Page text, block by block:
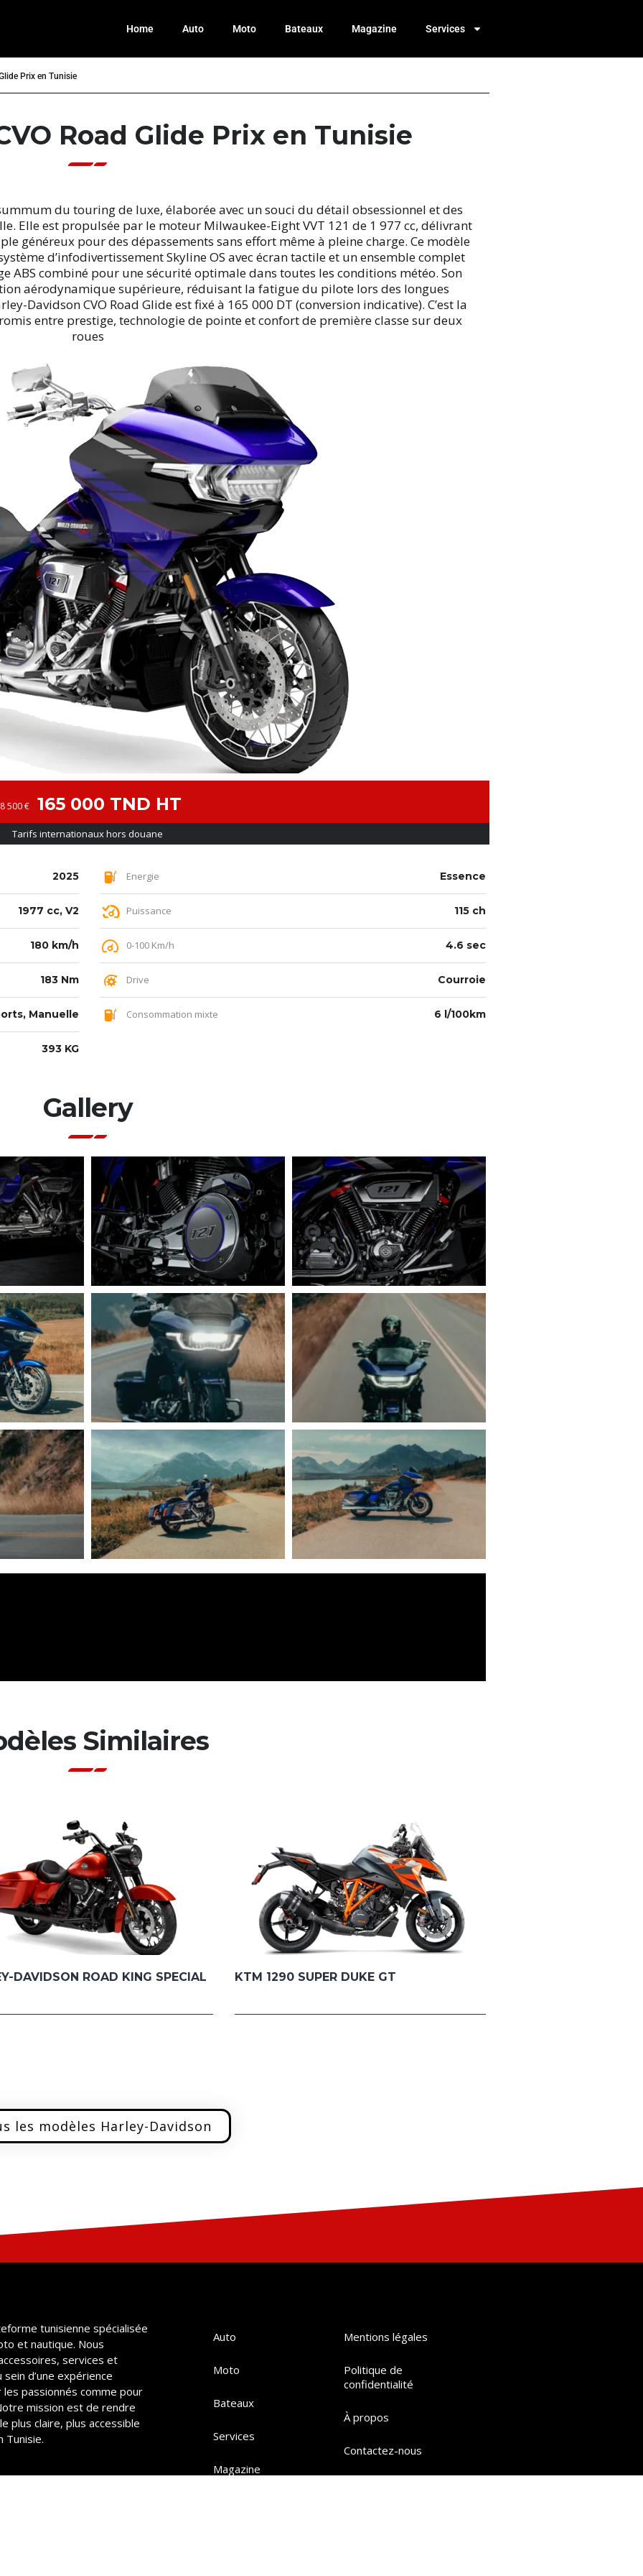
Home Auto Moto Bateaux Magazine Services
Prix en Tunisie
Road Glide Prix en Tunisie
du touring de luxe, élaborée avec un souci du détail obsessionnel et des
Elle est propulsée par le moteur Milwaukee-Eight VVT 121 de 1 977 cc, délivrant
généreux pour des dépassements sans effort même à pleine charge. Ce modèle
d’infodivertissement Skyline OS avec écran tactile et un ensemble complet
ABS combiné pour une sécurité optimale dans toutes les conditions météo. Son
aérodynamique supérieure, réduisant la fatigue du pilote lors des longues
Davidson CVO Road Glide est fixé à 165 000 DT (conversion indicative). C’est la
entre prestige, technologie de pointe et confort de première classe sur deux
roues
165 000 TND HT
500 €
Tarifs internationaux hors douane
2025 Energie Essence
1977 cc, V2 Puissance 115 ch
180 km/h 0-100 Km/h 4.6 sec
183 Nm Drive Courroie
Manuelle Consommation mixte 6 l/100km
393 KG
Gallery
Similaires
DAVIDSON ROAD KING SPECIAL KTM 1290 SUPER DUKE GT
les modèles Harley-Davidson
tunisienne spécialisée
et nautique. Nous
services et
d’une expérience
passionnés comme pour
mission est de rendre
plus claire, plus accessible
Tunisie.
Auto
Moto
Bateaux
Services
Magazine
Mentions légales
Politique de
confidentialité
À propos
Contactez-nous